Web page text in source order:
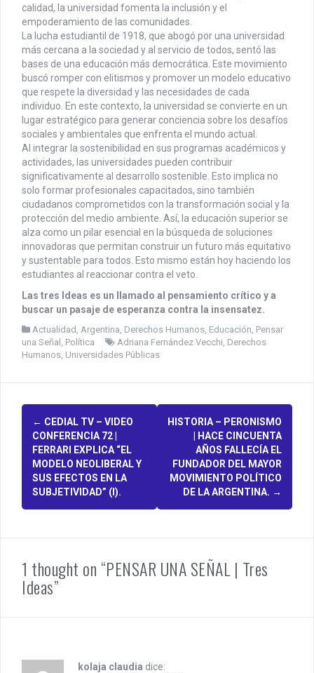
calidad, la universidad fomenta la inclusión y el
empoderamiento de las comunidades.
La lucha estudiantil de 1918, que abogó por una universidad
más cercana a la sociedad y al servicio de todos, sentó las
bases de una educación más democrática. Este movimiento
buscó romper con elitismos y promover un modelo educativo
que respete la diversidad y las necesidades de cada
individuo. En este contexto, la universidad se convierte en un
lugar estratégico para generar conciencia sobre los desafíos
sociales y ambientales que enfrenta el mundo actual.
Al integrar la sostenibilidad en sus programas académicos y
actividades, las universidades pueden contribuir
significativamente al desarrollo sostenible. Esto implica no
solo formar profesionales capacitados, sino también
ciudadanos comprometidos con la transformación social y la
protección del medio ambiente. Así, la educación superior se
alza como un pilar esencial en la búsqueda de soluciones
innovadoras que permitan construir un futuro más equitativo
y sustentable para todos. Esto mismo están hoy haciendo los
estudiantes al reaccionar contra el veto.
Las tres Ideas es un llamado al pensamiento crítico y a
buscar un pasaje de esperanza contra la insensatez.
Actualidad Argentina Derechos Humanos Educación Pensar
una Señal
Política Adriana Fernández Vecchi Derechos
Humanos Universidades Públicas
t
v
i
a
← CEDIAL TV – VIDEO
CONFERENCIA 72 |
FERRARI EXPLICA “EL
MODELO NEOLIBERAL Y
SUS EFECTOS EN LA
SUBJETIVIDAD” (I).
HISTORIA – PERONISMO
| HACE CINCUENTA
AÑOS FALLECÍA EL
FUNDADOR DEL MAYOR
MOVIMIENTO POLÍTICO
DE LA ARGENTINA. →
1 thought on “PENSAR UNA SEÑAL | Tres
Ideas”
kolaja claudia dice: